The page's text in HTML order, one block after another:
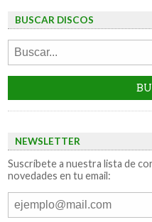
BUSCAR DISCOS
NEWSLETTER
Suscríbete a nuestra lista de
novedades en tu email: